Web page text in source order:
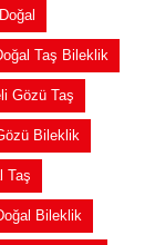
Taş Bileklik
Gözü Taş
Bileklik
Taş
Bileklik